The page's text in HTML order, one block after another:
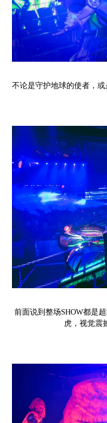
不论是守护地球的使者，
前面说到整场SHOW都是
虎，视觉震